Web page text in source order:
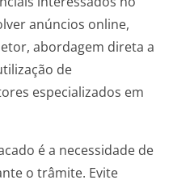
anúncios online,
abordagem direta a
de
especializados em
é a necessidade de
o trâmite. Evite